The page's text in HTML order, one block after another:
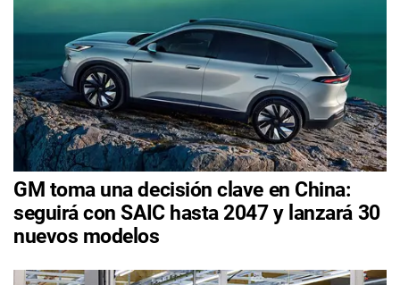
GM toma una decisión clave en China:
seguirá con SAIC hasta 2047 y lanzará 30
nuevos modelos